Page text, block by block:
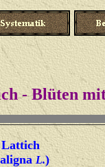
- Blüten
Lattich
L.)